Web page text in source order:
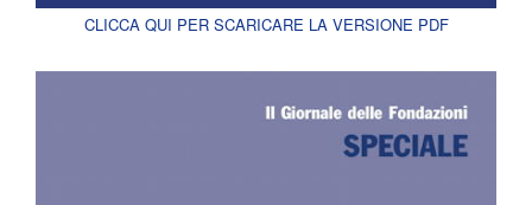
CLICCA QUI PER SCARICARE LA VERSIONE PDF